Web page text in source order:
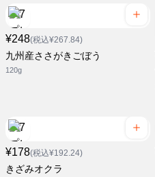
¥248(税込¥267.84)
九州産ささがきごぼう
120g
¥178(税込¥192.24)
きざみオクラ